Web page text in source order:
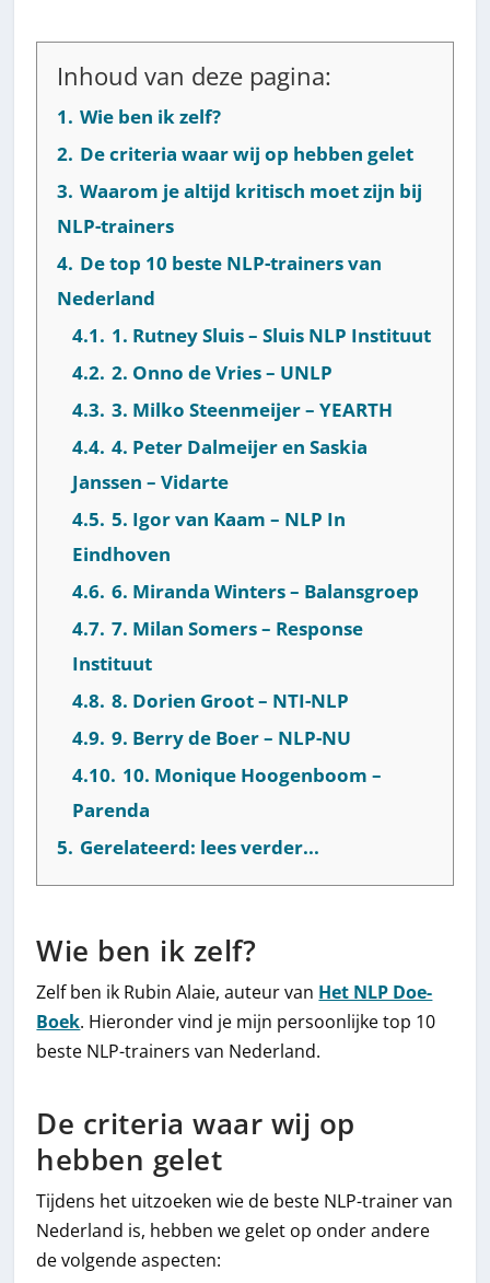
Inhoud van deze pagina:
1. Wie ben ik zelf?
2. De criteria waar wij op hebben gelet
3. Waarom je altijd kritisch moet zijn bij
NLP-trainers
4. De top 10 beste NLP-trainers van
Nederland
4.1. 1. Rutney Sluis – Sluis NLP Instituut
4.2. 2. Onno de Vries – UNLP
4.3. 3. Milko Steenmeijer – YEARTH
4.4. 4. Peter Dalmeijer en Saskia
Janssen – Vidarte
4.5. 5. Igor van Kaam – NLP In
Eindhoven
4.6. 6. Miranda Winters – Balansgroep
4.7. 7. Milan Somers – Response
Instituut
4.8. 8. Dorien Groot – NTI-NLP
4.9. 9. Berry de Boer – NLP-NU
4.10. 10. Monique Hoogenboom –
Parenda
5. Gerelateerd: lees verder...
Wie ben ik zelf?
Zelf ben ik Rubin Alaie, auteur van Het NLP Doe-
Boek. Hieronder vind je mijn persoonlijke top 10
beste NLP-trainers van Nederland.
De criteria waar wij op
hebben gelet
Tijdens het uitzoeken wie de beste NLP-trainer van
Nederland is, hebben we gelet op onder andere
de volgende aspecten: